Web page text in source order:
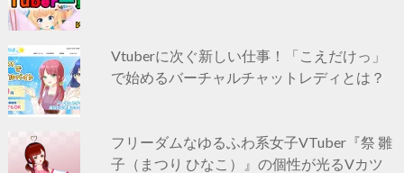
Vtuberに次ぐ新しい仕事！「こえだけっ」
で始めるバーチャルチャットレディとは？
フリーダムなゆるふわ系女子VTuber『祭 雛
子（まつり ひなこ）』の個性が光るVカツ